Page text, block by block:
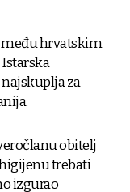
među hrvatskim
za
obitelj
trebati
izgurao